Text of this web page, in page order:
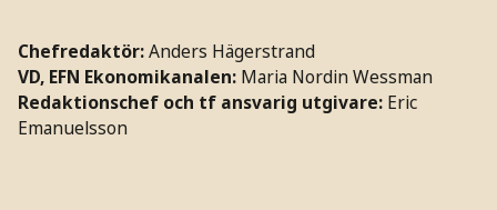
Chefredaktör:Anders Hägerstrand
VD, EFN Ekonomikanalen: Maria Nordin Wessman
Redaktionschef och tf ansvarig utgivare: Eric
Emanuelsson